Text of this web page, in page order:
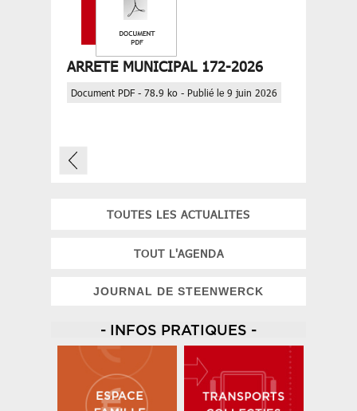
ARRETE MUNICIPAL 172-2026
Document PDF - 78.9 ko - Publié le 9 juin 2026
TOUTES LES ACTUALITES
TOUT L'AGENDA
JOURNAL DE STEENWERCK
- INFOS PRATIQUES -